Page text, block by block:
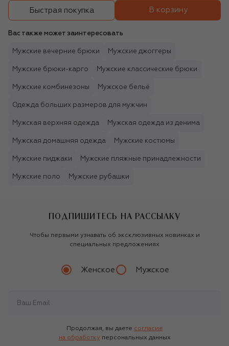
Быстрая покупка В корзину
Вас также может заинтересовать
Мужские вечерние брюки Мужские джоггеры
Мужские брюки-карго Мужские классические брюки
Мужские комбинезоны Мужское бельё
Одежда больших размеров для мужчин
Мужская верхняя одежда Мужская одежда из денима
Мужская домашняя одежда Мужские костюмы
Мужские пиджаки Мужские пляжные принадлежности
Мужские поло Мужские рубашки
ПОДПИШИТЕСЬ НА РАССЫЛКУ
Чтобы первыми узнавать об эксклюзивных новинках и
специальных предложениях
Женское Мужское
Продолжая, вы даете согласие
на обработку персональных данных